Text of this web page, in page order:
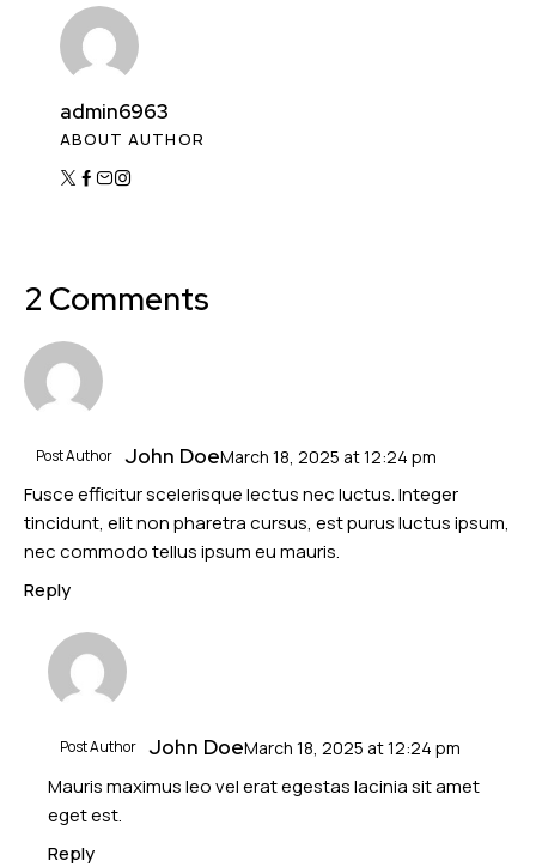
admin6963
ABOUT AUTHOR
2 Comments
Post Author John DoeMarch 18, 2025 at12:24 pm
Fusce efficitur scelerisque lectus nec luctus. Integer
tincidunt, elit non pharetra cursus, est purus luctus ipsum,
nec commodo tellus ipsum eu mauris.
Reply
Post Author John DoeMarch 18, 2025 at12:24 pm
Mauris maximus leo vel erat egestas lacinia sit amet
eget est.
Reply